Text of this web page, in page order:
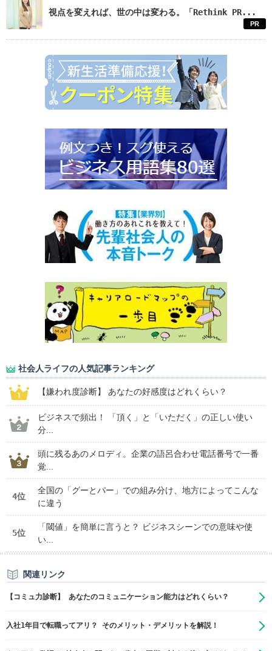
視点を変えれば、世の中は変わる。「Rethink PR...
PR
社会人ライフの人気記事ランキング
【嫌われ度診断】 あなたの好感度はどれくらい？
ビジネスで頻出！ 「頂く」と「いただく」の正しい使い
分...
頭に残るあのメロディ。企業の語呂合わせ電話番号で一番
覚...
4位
全国の「グーとパー」での組み分け、地方によってこんな
に違う
5位
「閾値」を簡単に言うと？ ビジネスシーンでの意味や使
い...
関連リンク
【コミュ力診断】 あなたのコミュニケーション能力はどれくらい？
入社1年目で転職ってアリ？ そのメリット・デメリットを解説！